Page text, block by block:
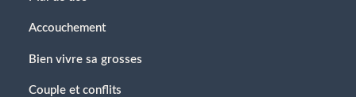
Accouchement
Bien vivre sa grosses
Couple et conflits